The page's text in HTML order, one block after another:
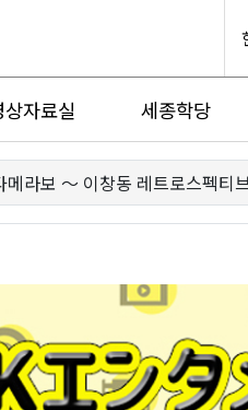
자료실 세종학당
메라보 ～ 이창동 레트로스펙티